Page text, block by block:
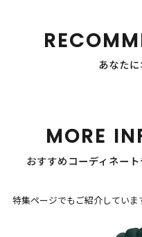
あなた
MORE
おすすめコーディネー
特集ページでもご紹介していま